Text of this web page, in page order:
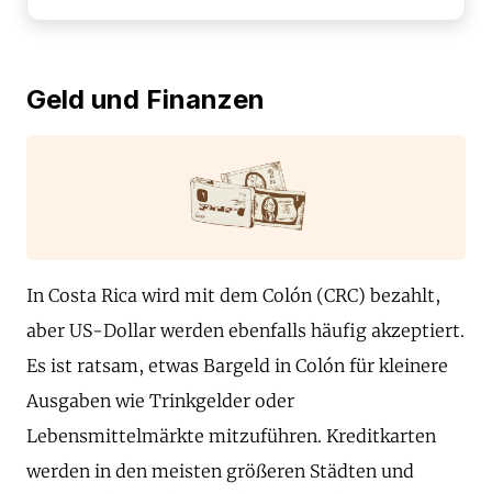
Geld und Finanzen
In Costa Rica wird mit dem Colón (CRC) bezahlt,
aber US-Dollar werden ebenfalls häufig akzeptiert.
Es ist ratsam, etwas Bargeld in Colón für kleinere
Ausgaben wie Trinkgelder oder
Lebensmittelmärkte mitzuführen. Kreditkarten
werden in den meisten größeren Städten und